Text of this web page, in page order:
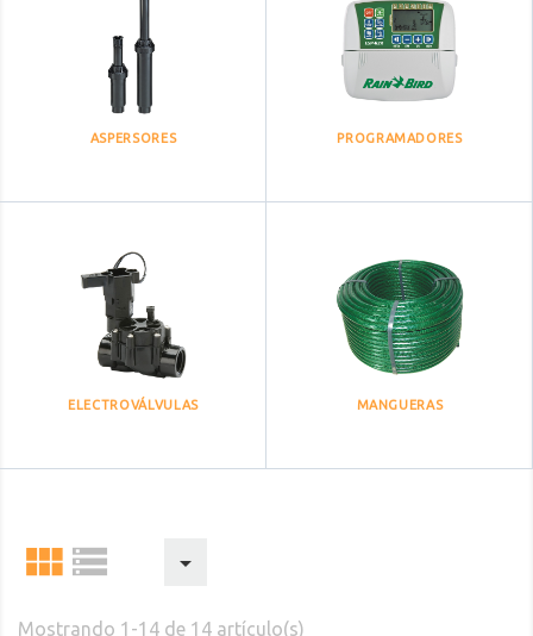
ASPERSORES PROGRAMADORES
ELECTROVÁLVULAS MANGUERAS
  
Mostrando 1-14 de 14 artículo(s)